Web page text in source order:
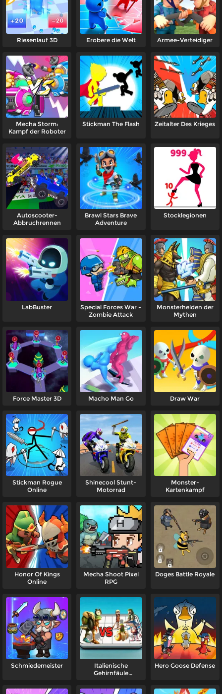
Riesenlauf 3D Erobere die Welt Armee-Verteidiger
Mecha Storm:
Kampf der Roboter
Stickman The Flash Zeitalter Des Krieges
Autoscooter-
Abbruchrennen
Brawl Stars Brave
Adventure
Stocklegionen
LabBuster
Special Forces War -
Zombie Attack
Monsterhelden der
Mythen
Force Master 3D Macho Man Go Draw War
Stickman Rogue
Online
Shinecool Stunt-
Motorrad
Monster-
Kartenkampf
Honor Of Kings
Online
Mecha Shoot Pixel
RPG
Doges Battle Royale
Schmiedemeister
Italienische
Gehirnfäule
Hero Goose Defense